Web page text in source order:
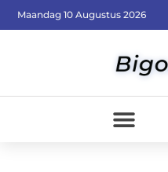
Maandag 10 Augustus 2026